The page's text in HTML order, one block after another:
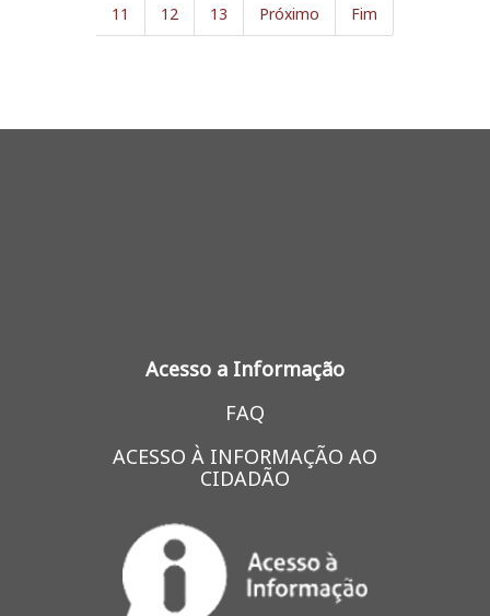
11 12 13 Próximo Fim
Acesso a Informação
FAQ
ACESSO À INFORMAÇÃO AO
CIDADÃO